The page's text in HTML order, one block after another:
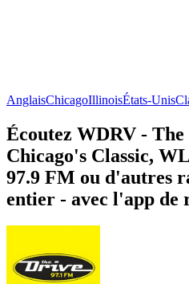
AnglaisChicagoIllinoisÉtats-Unis
Écoutez WDRV -
Chicago's Classic,
97.9 FM ou d'autres
entier - avec l'app de